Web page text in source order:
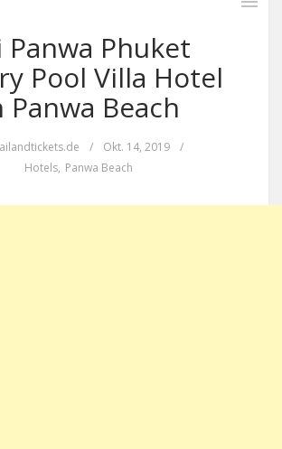
Panwa Phuket
Pool Villa Hotel
Panwa Beach
/ Okt. 14, 2019
/
Hotels, Panwa Beach